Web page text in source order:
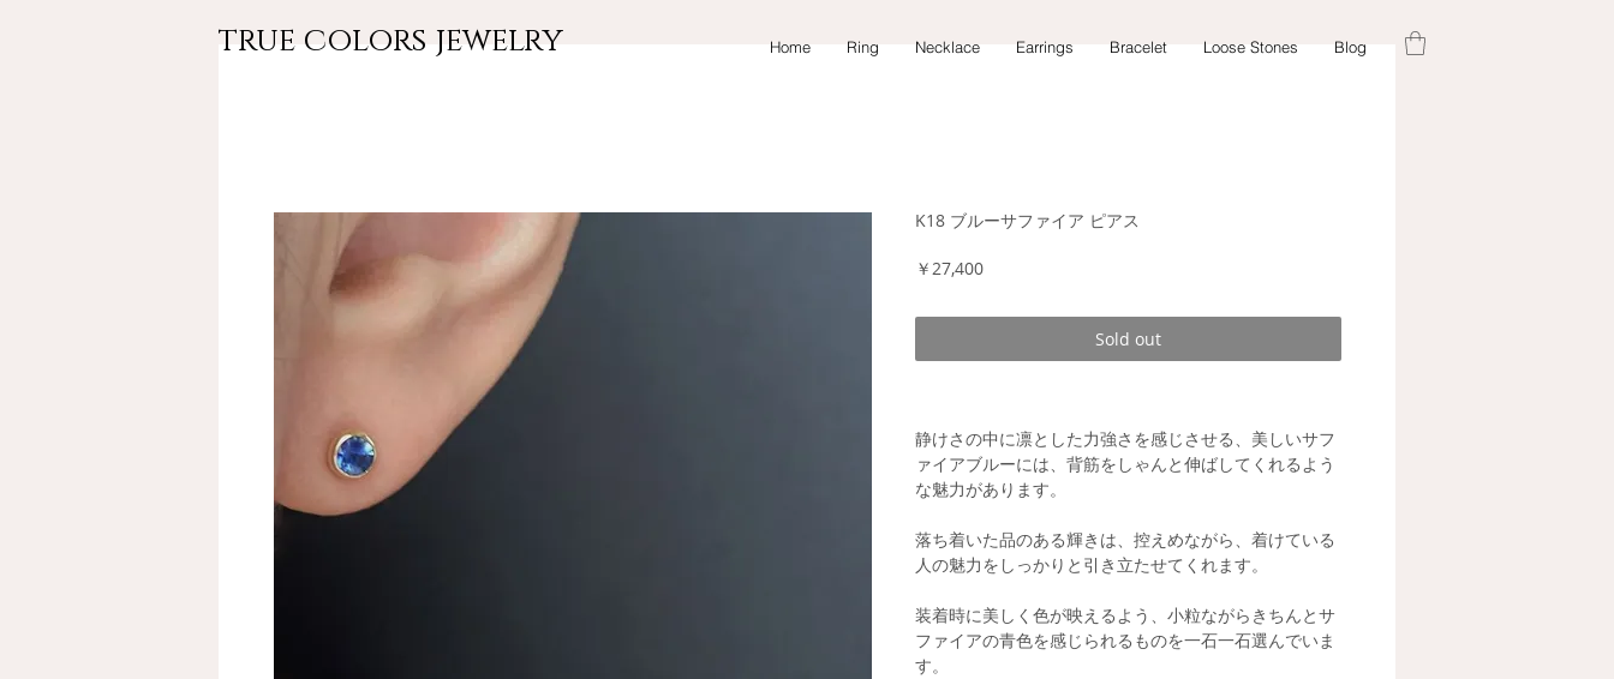
true colors jewelry Home Ring Necklace Earrings Bracelet Loose Stones Blog
K18 ブルーサファイア ピアス
￥27,400価
Sold out
静けさの中に凛とした力強さを感じさせる、美しいサフ
ァイアブルーには、背筋をしゃんと伸ばしてくれるよう
な魅力があります。
落ち着いた品のある輝きは、控えめながら、着けている
人の魅力をしっかりと引き立たせてくれます。
装着時に美しく色が映えるよう、小粒ながらきちんとサ
ファイアの青色を感じられるものを一石一石選んでいま
す。